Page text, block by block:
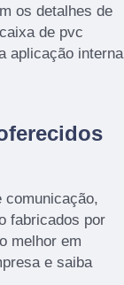
os detalhes de
de pvc
aplicação interna
comunicação,
fabricados por
melhor em
e saiba